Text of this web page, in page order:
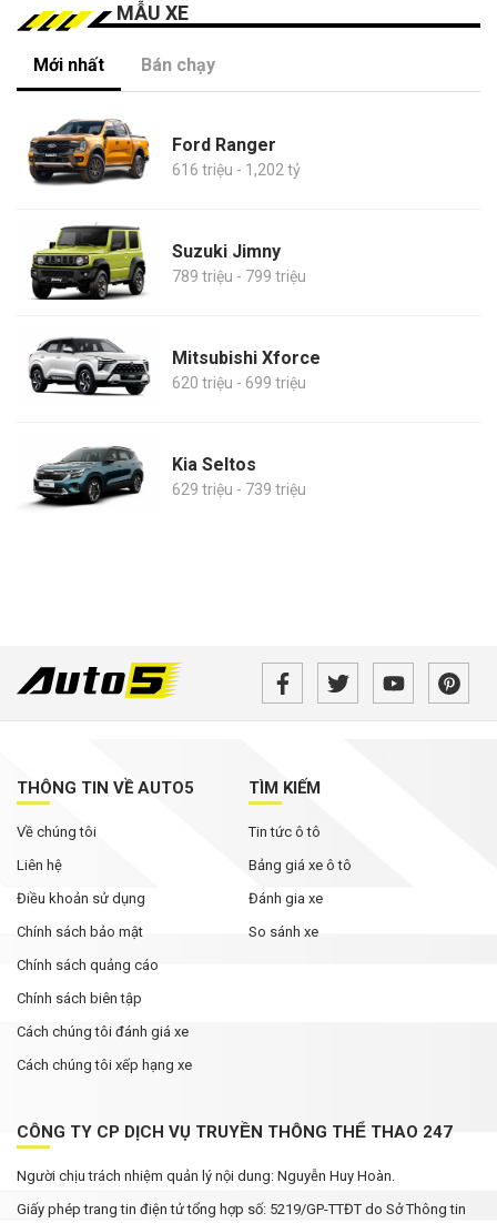
MẪU XE
Mới nhất Bán chạy
Ford Ranger
616 triệu - 1,202 tỷ
Suzuki Jimny
789 triệu - 799 triệu
Mitsubishi Xforce
620 triệu - 699 triệu
Kia Seltos
629 triệu - 739 triệu
THÔNG TIN VỀ AUTO5
Về chúng tôi
Liên hệ
Điều khoản sử dụng
Chính sách bảo mật
Chính sách quảng cáo
Chính sách biên tập
Cách chúng tôi đánh giá xe
Cách chúng tôi xếp hạng xe
TÌM KIẾM
Tin tức ô tô
Bảng giá xe ô tô
Đánh gia xe
So sánh xe
CÔNG TY CP DỊCH VỤ TRUYỀN THÔNG THỂ THAO 247
Người chịu trách nhiệm quản lý nội dung: Nguyễn Huy Hoàn.
Giấy phép trang tin điện tử tổng hợp số: 5219/GP-TTĐT do Sở Thông tin